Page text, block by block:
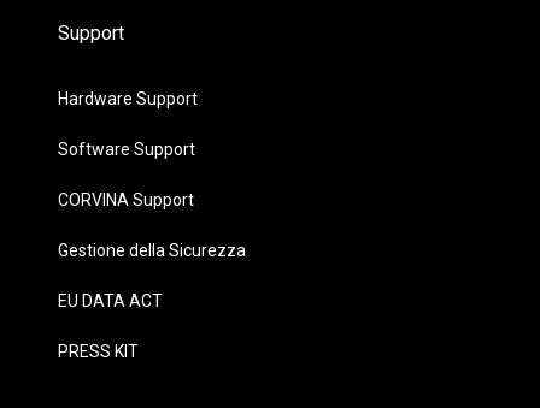
Support
Hardware Support
Software Support
CORVINA Support
Gestione della Sicurezza
EU DATA ACT
PRESS KIT